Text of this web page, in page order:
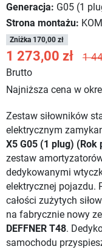
Generacja: G05 (1
Strona montażu:
Zniżka 170,00 zł
1 273,00 zł 1
Brutto
Najniższa cena w
Zestaw siłowników
elektrycznym
X5 G05 (1 plug)
zestaw
dedykowanymi
elektrycznej pojazdu.
całości zużytych
na fabrycznie nowy
DEFFNER T48.
samochodu